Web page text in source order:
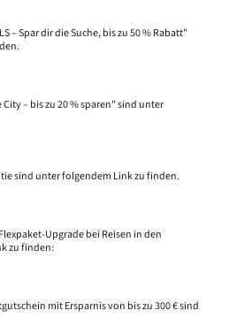
– Spar dir die Suche, bis zu 50 % Rabatt"
– bis zu 20 % sparen" sind unter
sind unter folgendem Link zu finden.
Upgrade bei Reisen in den
zu finden:
mit Ersparnis von bis zu 300 € sind